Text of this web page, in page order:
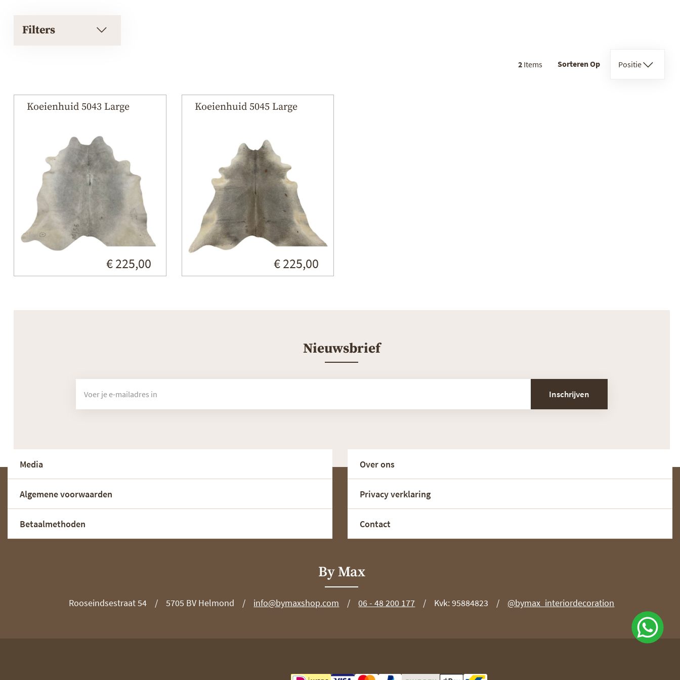
Filters
2 Items Sorteren Op Positie
Koeienhuid 5043 Large
€ 225,00
Koeienhuid 5045 Large
€ 225,00
Nieuwsbrief
Inschrijven
Media Over ons
Algemene voorwaarden Privacy verklaring
Betaalmethoden Contact
By Max
Rooseindsestraat 54 5705 BV Helmond info@bymaxshop.com 06 - 48 200 177 Kvk: 95884823 @bymax_interiordecoration